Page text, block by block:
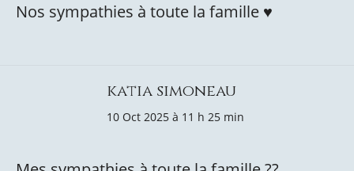
Nos sympathies à toute la famille ♥️
katia simoneau
10 Oct 2025 à 11 h 25 min